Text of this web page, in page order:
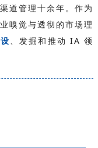
道管理十余年。作为
嗅觉与透彻的市场理
、发掘和推动 IA 领